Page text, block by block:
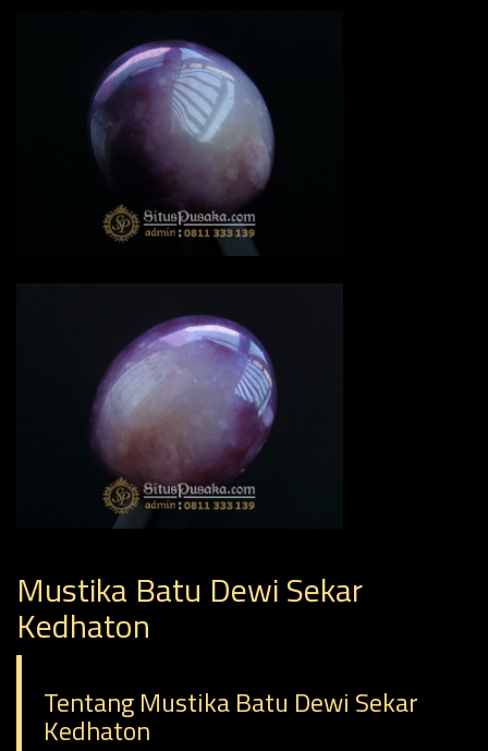
Mustika Batu Dewi Sekar
Kedhaton
Tentang Mustika Batu Dewi Sekar
Kedhaton